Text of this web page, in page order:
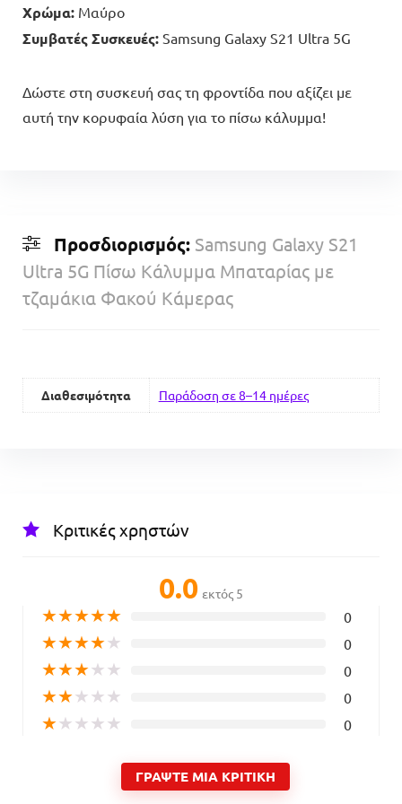
Χρώμα:Μαύρο
Συμβατές Συσκευές:Samsung Galaxy S21 Ultra 5G
Δώστε στη συσκευή σας τη φροντίδα που αξίζει με
αυτή την κορυφαία λύση για το πίσω κάλυμμα!
Προσδιορισμός: Samsung Galaxy S21
Ultra 5G Πίσω Κάλυμμα Μπαταρίας με
τζαμάκια Φακού Κάμερας
Διαθεσιμότητα Παράδοση σε 8–14 ημέρες
Κριτικές χρηστών
0.0 εκτός 5
★★★★★ 0
★★★★★ 0
★★★★★ 0
★★★★★ 0
★★★★★ 0
ΓΡΆΨΤΕ ΜΙΑ ΚΡΙΤΙΚΉ